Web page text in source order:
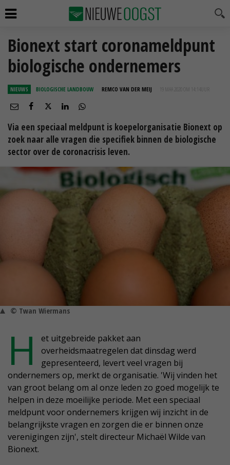
Bionext start coronameldpunt
biologische ondernemers
NIEUWS BIOLOGISCHE LANDBOUW REMCO VAN DER MEIJ 19 MAA 2020 OM 14:14
Via een speciaal meldpunt is koepelorganisatie Bionext op
zoek naar alle vragen die specifiek binnen de biologische
sector over de coronacrisis leven.
© Twan Wiermans
H
et uitgebreide pakket aan
overheidsmaatregelen dat dinsdag werd
gepresenteerd, levert veel vragen bij
ondernemers op, merkt de organisatie. 'Wij vinden het
van groot belang om al onze leden zo goed mogelijk te
helpen in deze moeilijke periode. Met een speciaal
meldpunt voor ondernemers krijgen wij inzicht in de
belangrijkste vragen en zorgen die er binnen onze
verenigingen zijn', stelt directeur Michaël Wilde van
Bionext.